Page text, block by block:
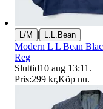
L/M | L.L.Bean
Modern L L Bean
Reg
Sluttid10 aug 13:11 .
Pris:299 kr,Köp nu.